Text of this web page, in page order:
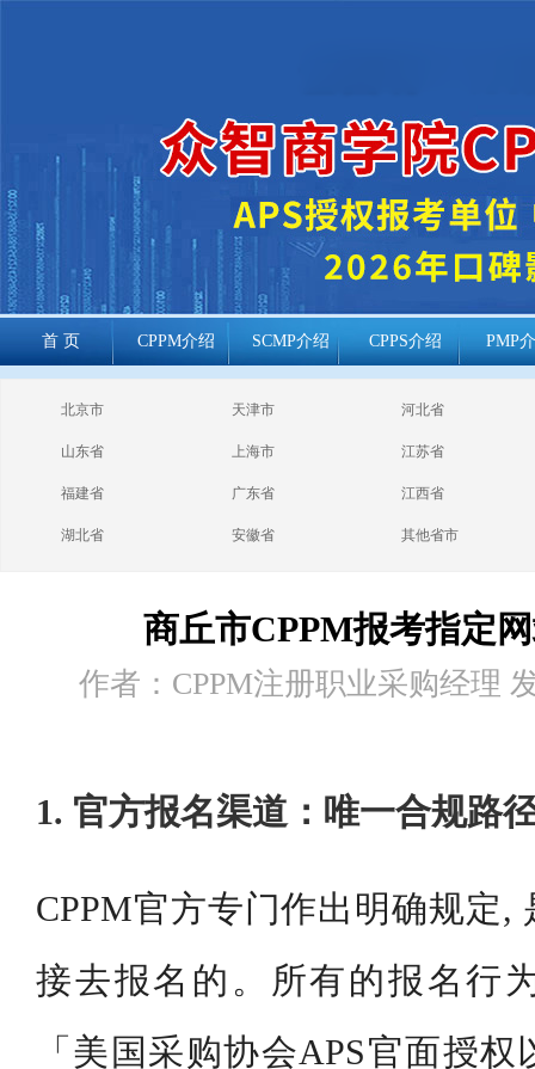
首 页 CPPM介绍 SCMP介绍 CPPS介绍 PMP
cppm报考常见
问题
北京市 天津市 河北省
山东省 上海市 江苏省
福建省 广东省 江西省
湖北省 安徽省 其他省市
商丘市CPPM报考指定
作者：CPPM注册职业采购经理
1. 官方报名渠道：唯一合规路
CPPM官方专门作出明确规定,
接去报名的。所有的报名行
「美国采购协会APS官面授